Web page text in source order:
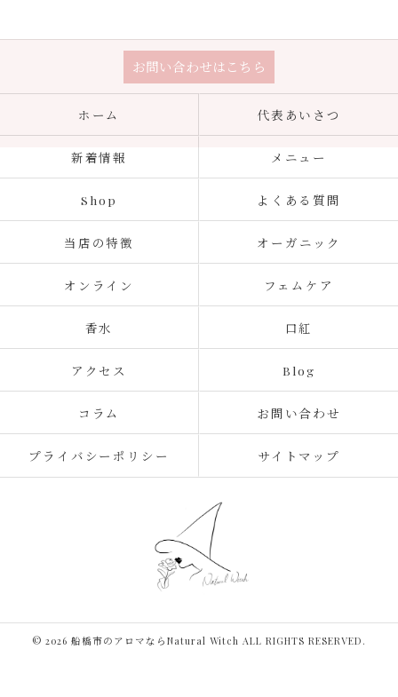
お問い合わせはこちら
ホーム 代表あいさつ
新着情報 メニュー
Shop よくある質問
当店の特徴 オーガニック
オンライン フェムケア
香水 口紅
アクセス Blog
コラム お問い合わせ
プライバシーポリシー サイトマップ
© 2026 船橋市のアロマならNatural Witch ALL RIGHTS RESERVED.